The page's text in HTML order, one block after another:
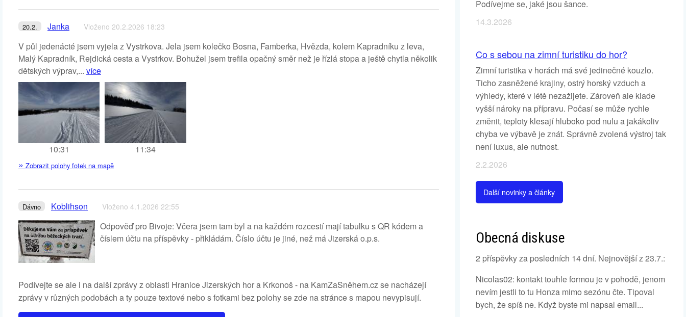
20.2. Janka Vloženo 20.2.2026 18:23
V půl jedenácté jsem vyjela z Vystrkova. Jela jsem kolečko Bosna, Famberka, Hvězda, kolem Kapradníku z leva,
Malý Kapradník, Rejdická cesta a Vystrkov. Bohužel jsem trefila opačný směr než je řízlá stopa a ještě chytla několik
dětských výprav,... více
10:31 11:34
» Zobrazit polohy fotek na mapě
Dávno Koblihson Vloženo 4.1.2026 22:55
Odpověď pro Bivoje: Včera jsem tam byl a na každém rozcestí mají tabulku s QR kódem a
číslem účtu na příspěvky - přikládám. Číslo účtu je jiné, než má Jizerská o.p.s.
Podívejte se ale i na další zprávy z oblasti Hranice Jizerských hor a Krkonoš - na KamZaSněhem.cz se nacházejí
zprávy v různých podobách a ty pouze textové nebo s fotkami bez polohy se zde na stránce s mapou nevypisují.
Podívejme se, jaké jsou šance.
14.3.2026
Co s sebou na zimní turistiku do hor?
Zimní turistika v horách má své jedinečné kouzlo.
Ticho zasněžené krajiny, ostrý horský vzduch a
výhledy, které v létě nezažijete. Zároveň ale klade
vyšší nároky na přípravu. Počasí se může rychle
změnit, teploty klesají hluboko pod nulu a jakákoliv
chyba ve výbavě je znát. Správně zvolená výstroj tak
není luxus, ale nutnost.
2.2.2026
Další novinky a články
Obecná diskuse
2 příspěvky za posledních 14 dní. Nejnovější z 23.7.:
Nicolas02: kontakt touhle formou je v pohodě, jenom
nevím jestli to tu Honza mimo sezónu čte. Tipoval
bych, že spíš ne. Když byste mi napsal email...